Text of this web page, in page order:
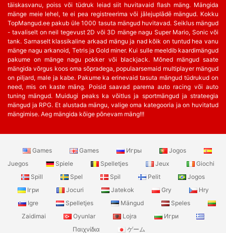
täiskasvanu, poiss või tüdruk leiad siit huvitavaid flash mäng. Mängida
mänge meie lehel, te ei pea registreerima või jālejuplādē mängud. Kokku
TopMangud.ee pakub üle 1000 tasuta mängud huvitavad. Seiklus mängud
- tavaliselt on neil tegevust 2D või 3D mänge nagu Super Mario, Sonic või
tank. Sarnaselt klassikaline arkaad mängu ja nad kõik on tuntud hea vanu
mänge nagu arkanoid, Tetris ja Gold miner. Kui sulle meeldib kaardimängud
pakume on mänge nagu pokker või blackjack. Mõned mängud saate
mängida võrgus koos oma sõpradega, populaarsemaid multiplayer mängud
on piljard, male ja kabe. Pakume ka erinevaid tasuta mängud tüdrukud on
need, mis on kaste mäng. Poisid saavad parema auto racing või auto
tuning mängud. Muidugi peaks ka võitlus ja sportmängud ja strateegia
mängud ja RPG. Et alustada mängu, valige oma kategooria ja on huvitatud
mängimise. Aeg mängida kõige põnevam mäng!!!
Games Games Игры
Jogos
Juegos
Spiele Spelletjes Jeux
Giochi
Spill
Spel Spil Pelit
Jogos
Ігри
Jocuri Jatekok Gry
Hry
Igre
Spelletjes Mängud
Speles
Zaidimai
Oyunlar Lojra
Игри
Παιχνίδια
ゲーム